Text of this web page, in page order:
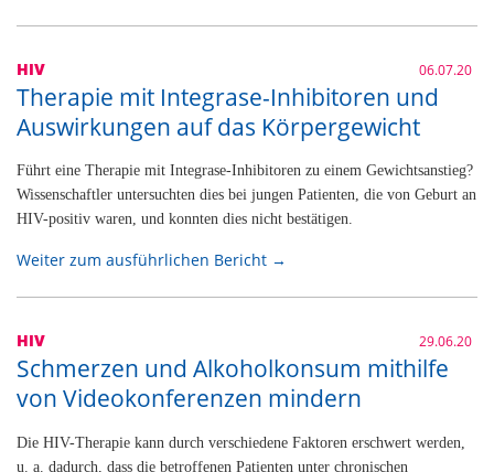
HIV 06.07.20
Therapie mit Integrase-Inhibitoren und
Auswirkungen auf das Körpergewicht
Führt eine Therapie mit Integrase-Inhibitoren zu einem Gewichtsanstieg?
Wissenschaftler untersuchten dies bei jungen Patienten, die von Geburt an
HIV-positiv waren, und konnten dies nicht bestätigen.
Weiter zum ausführlichen Bericht →
HIV 29.06.20
Schmerzen und Alkoholkonsum mithilfe
von Videokonferenzen mindern
Die HIV-Therapie kann durch verschiedene Faktoren erschwert werden,
u. a. dadurch, dass die betroffenen Patienten unter chronischen